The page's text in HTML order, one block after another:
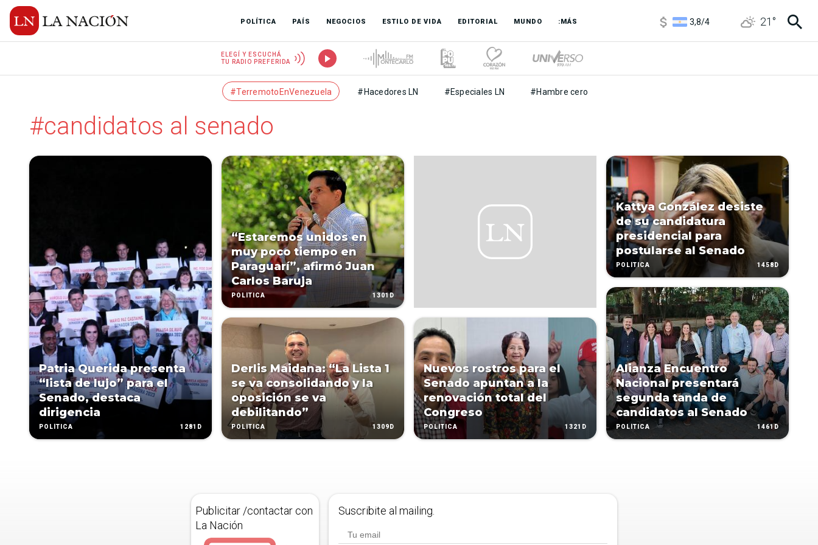
POLÍTICA PAÍS NEGOCIOS ESTILO DE VIDA EDITORIAL MUNDO :MÁS
3,8/4
21 °
ELEGÍ Y ESCUCHÁ
TU RADIO PREFERIDA
#TerremotoEnVenezuela #Hacedores LN #Especiales LN #Hambre cero
#candidatos al senado
Patria Querida presenta
“lista de lujo” para el
Senado, destaca
dirigencia
POLÍTICA 1281D
“Estaremos unidos en
muy poco tiempo en
Paraguarí”, afirmó Juan
Carlos Baruja
POLÍTICA 1301D
Derlis Maidana: “La Lista 1
se va consolidando y la
oposición se va
debilitando”
POLÍTICA 1309D
Nuevos rostros para el
Senado apuntan a la
renovación total del
Congreso
POLÍTICA 1321D
Kattya González desiste
de su candidatura
presidencial para
postularse al Senado
POLÍTICA 1458D
Alianza Encuentro
Nacional presentará
segunda tanda de
candidatos al Senado
POLÍTICA 1461D
Publicitar /contactar con
La Nación
Suscribite al mailing.